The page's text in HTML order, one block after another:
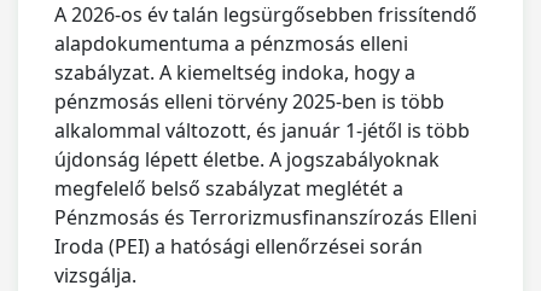
A 2026-os év talán legsürgősebben frissítendő
alapdokumentuma a pénzmosás elleni
szabályzat. A kiemeltség indoka, hogy a
pénzmosás elleni törvény 2025-ben is több
alkalommal változott, és január 1-jétől is több
újdonság lépett életbe. A jogszabályoknak
megfelelő belső szabályzat meglétét a
Pénzmosás és Terrorizmusfinanszírozás Elleni
Iroda (PEI) a hatósági ellenőrzései során
vizsgálja.